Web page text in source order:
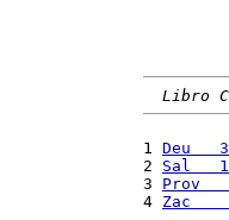
Libro
1 Deu
2 Sal
3 Prov
4 Zac